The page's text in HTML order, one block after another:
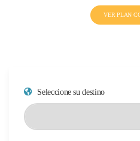
VER PLAN
Seleccione su destino